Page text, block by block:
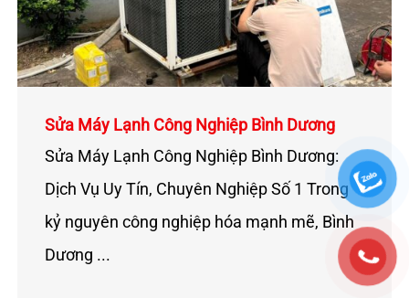
Sửa Máy Lạnh Công Nghiệp Bình Dương
Sửa Máy Lạnh Công Nghiệp Bình Dương:
Dịch Vụ Uy Tín, Chuyên Nghiệp Số 1 Trong
kỷ nguyên công nghiệp hóa mạnh mẽ, Bình
Dương ...